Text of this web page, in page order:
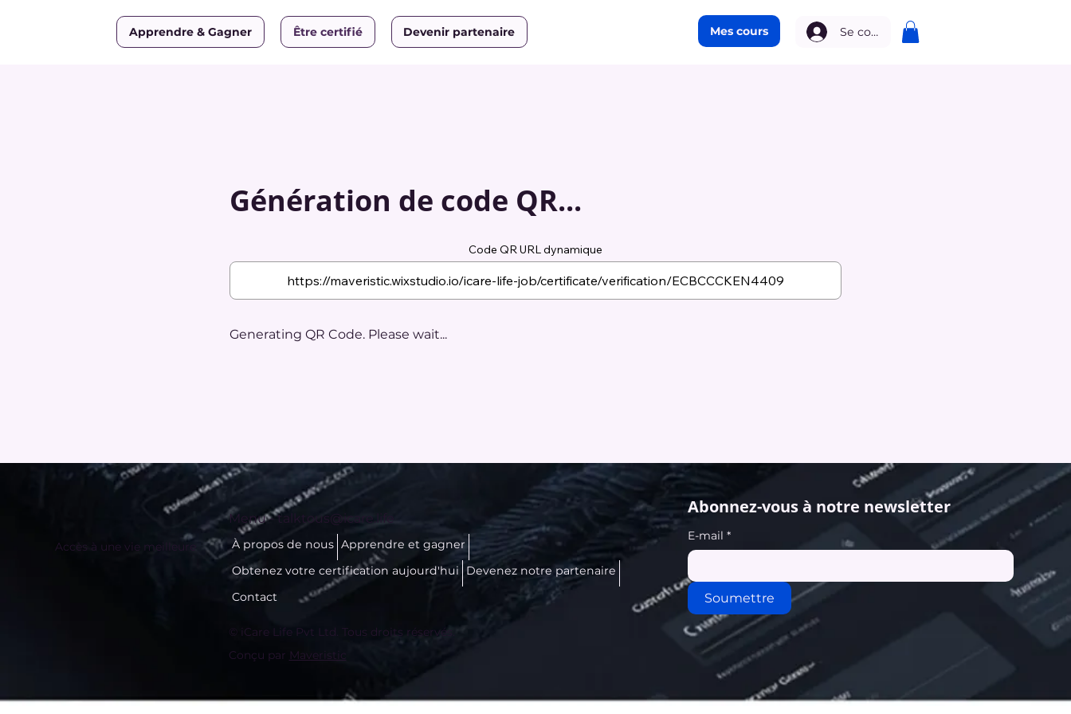
Apprendre & Gagner Être certifié Devenir partenaire Mes cours Se connecter
Génération de code QR...
Code QR URL dynamique
Generating QR Code. Please wait...
Accès à une vie meilleure
Menu -talktous@icare.life
À propos de nous Apprendre et gagner
Obtenez votre certification aujourd'hui
Devenez notre partenaire
Contact
© iCare Life Pvt Ltd. Tous droits réservés.
Conçu par Maveristic
Abonnez-vous à notre newsletter
E-mail *
Soumettre